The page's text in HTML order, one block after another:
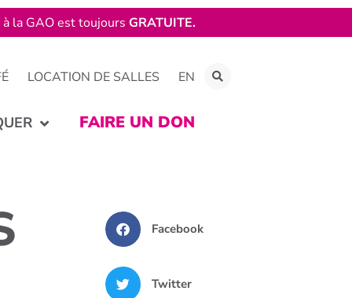
LOCATION DE SALLES EN
FAIRE UN DON
Facebook
Twitter
la GAO est toujours GRATUITE.